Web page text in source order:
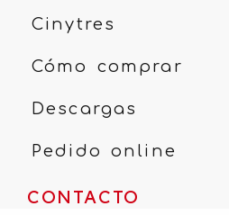
Cinytres
Cómo comprar
Descargas
Pedido online
CONTACTO